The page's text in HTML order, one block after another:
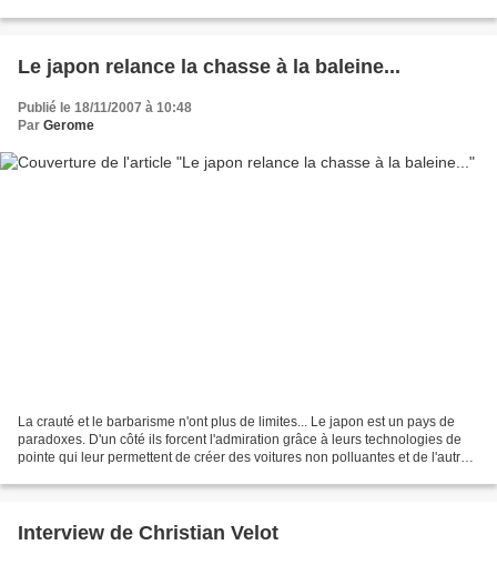
Le japon relance la chasse à la baleine...
Publié le 18/11/2007 à 10:48
Par Gerome
La crauté et le barbarisme n'ont plus de limites... Le japon est un pays de
paradoxes. D'un côté ils forcent l'admiration grâce à leurs technologies de
pointe qui leur permettent de créer des voitures non polluantes et de l'autre
Interview de Christian Velot